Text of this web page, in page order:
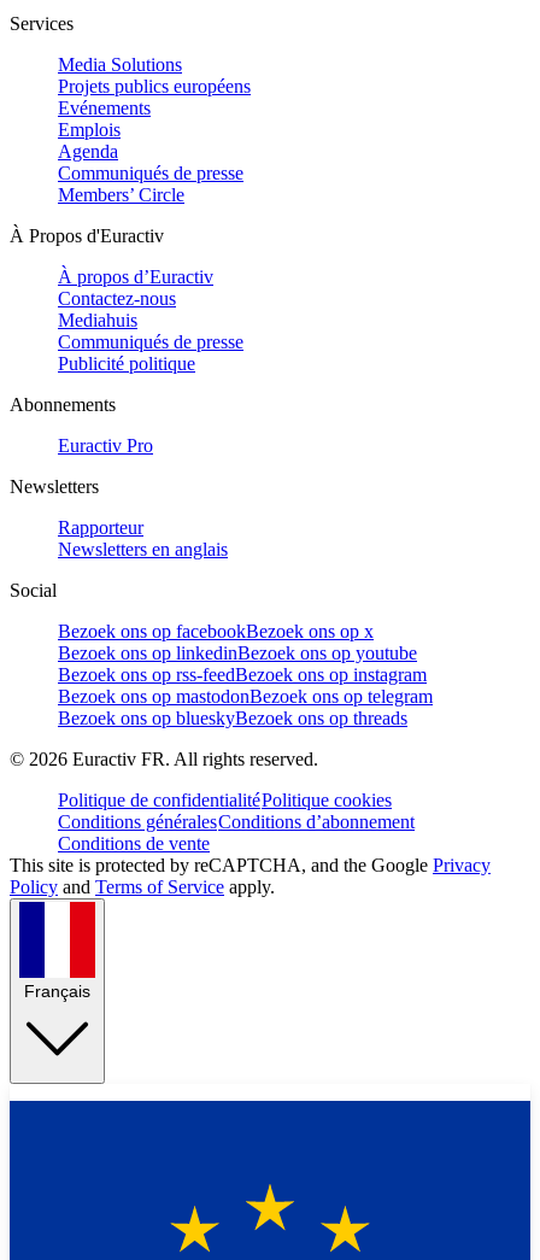
Services
Media Solutions
Projets publics européens
Evénements
Emplois
Agenda
Communiqués de presse
Members’ Circle
À Propos d'Euractiv
À propos d’Euractiv
Contactez-nous
Mediahuis
Communiqués de presse
Publicité politique
Abonnements
Euractiv Pro
Newsletters
Rapporteur
Newsletters en anglais
Social
Bezoek ons op facebookBezoek ons op x
Bezoek ons op linkedinBezoek ons op youtube
Bezoek ons op rss-feedBezoek ons op instagram
Bezoek ons op mastodonBezoek ons op telegram
Bezoek ons op blueskyBezoek ons op threads
© 2026 Euractiv FR. All rights reserved.
Politique de confidentialitéPolitique cookies
Conditions généralesConditions d’abonnement
Conditions de vente
This site is protected by reCAPTCHA, and the Google Privacy
Policy and Terms of Service apply.
Français